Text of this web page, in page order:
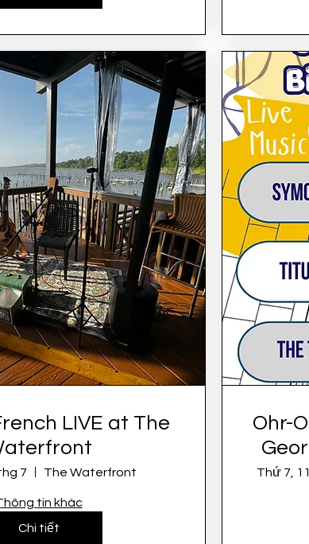
LIVE at The
7 The Waterfront
tin khác
Chi tiết
Ohr-
Thứ 7,